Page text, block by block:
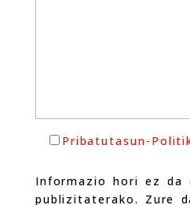
Pribatutasun-
Informazio hori ez da
publizitaterako. Zure